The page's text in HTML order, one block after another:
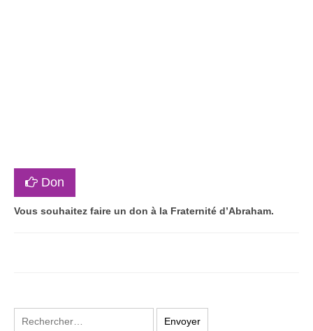
Don
Vous souhaitez faire un don à la Fraternité d’Abraham.